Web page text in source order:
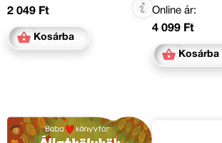
2 049 Ft
Kosárba
Online ár:
4 099 Ft
Kosárba